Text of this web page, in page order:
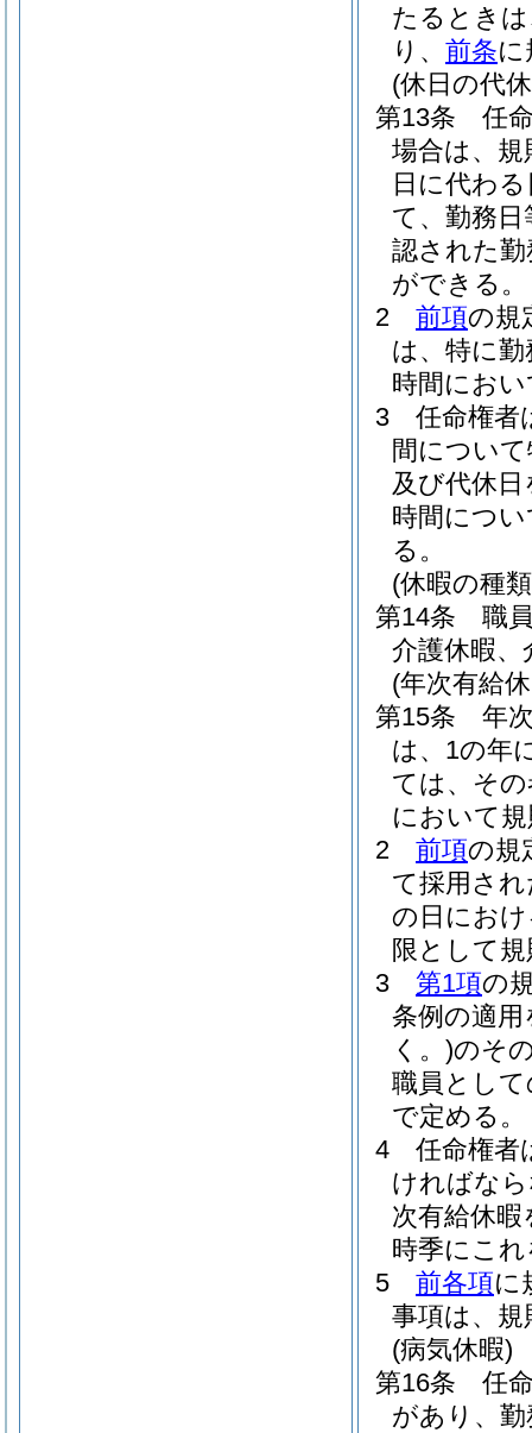
たるとき
り、 前条に
(休日の代
第13条
任
場合は、
日に代わる
て、勤務日
認された
ができる。
2
前項の規
は、特に
時間にお
3
任命権者
間につい
及び代休
時間につ
る。
(休暇の種
第14条
職
介護休暇、
(年次有給
第15条
年
は、1の年
ては、そ
において
2
前項の規
て採用さ
の日にお
限として
3
第1項の
条例の適
く。)のそ
職員とし
で定める。
4
任命権者
ければな
次有給休
時季にこ
5
前各項に
事項は、
(病気休暇)
第16条
任
があり、